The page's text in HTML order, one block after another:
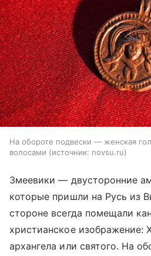
На обороте подвески — женская
волосами
источник: novsu.ru
Змеевики — двусторонние
которые пришли на Русь из
стороне всегда помещали
христианское изображение:
архангела или святого. На